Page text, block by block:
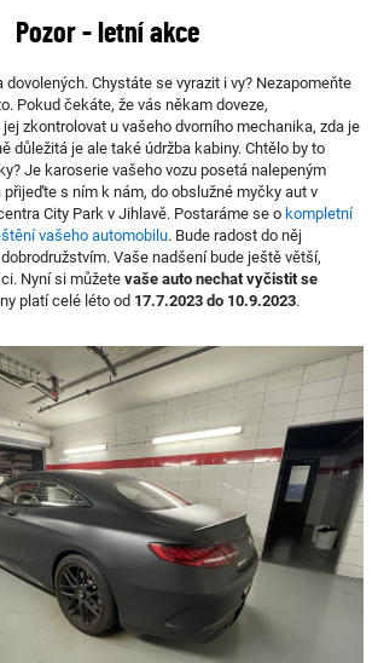
Pozor - letní akce
dovolených. Chystáte se vyrazit i vy? Nezapomeňte
Pokud čekáte, že vás někam doveze,
zkontrolovat u vašeho dvorního mechanika, zda je
důležitá je ale také údržba kabiny. Chtělo by to
Je karoserie vašeho vozu posetá nalepeným
přijeďte s ním k nám, do obslužné myčky aut v
City Park v Jihlavě. Postaráme se o kompletní
vašeho automobilu. Bude radost do něj
Vaše nadšení bude ještě větší,
Nyní si můžete vaše auto nechat vyčistit se
platí celé léto od 17.7.2023 do 10.9.2023.